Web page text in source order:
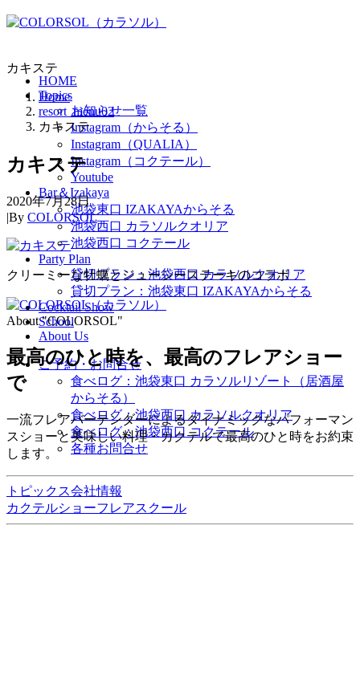
HOME
Topics
お知らせ一覧
Instagram（からそる）
Instagram（QUALIA）
Instagram（コクテール）
Youtube
Bar＆Izakaya
池袋東口 IZAKAYAからそる
池袋西口 カラソルクオリア
池袋西口 コクテール
Party Plan
貸切プラン：池袋西口 カラソルクオリア
貸切プラン：池袋東口 IZAKAYAからそる
Cocktail Show
School
About Us
ご予約・お問合せ
食べログ：池袋東口 カラソルリゾート（居酒屋
からそる）
食べログ：池袋西口 カラソルクオリア
食べログ：池袋西口 コクテール
各種お問合せ
カキステ
Home
resort_menu02
カキステ
カキステ
2020年7月28日
|By COLORSOL
クリーミーな牡蠣とジューシーステーキのコラボ
About "COLORSOL"
最高のひと時を、 最高のフレアショー
で
一流フレアバーテンダーによるダイナミックなパフォーマン
スショーと美味しい料理・カクテルで最高のひと時をお約束
します。
トピックス会社情報
カクテルショーフレアスクール